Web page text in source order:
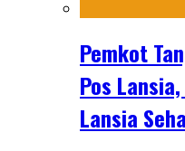
Pemkot
Pos
Lansia